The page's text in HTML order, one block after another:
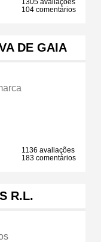
104 comentários
DE GAIA
1136 avaliações
183 comentários
R.L.